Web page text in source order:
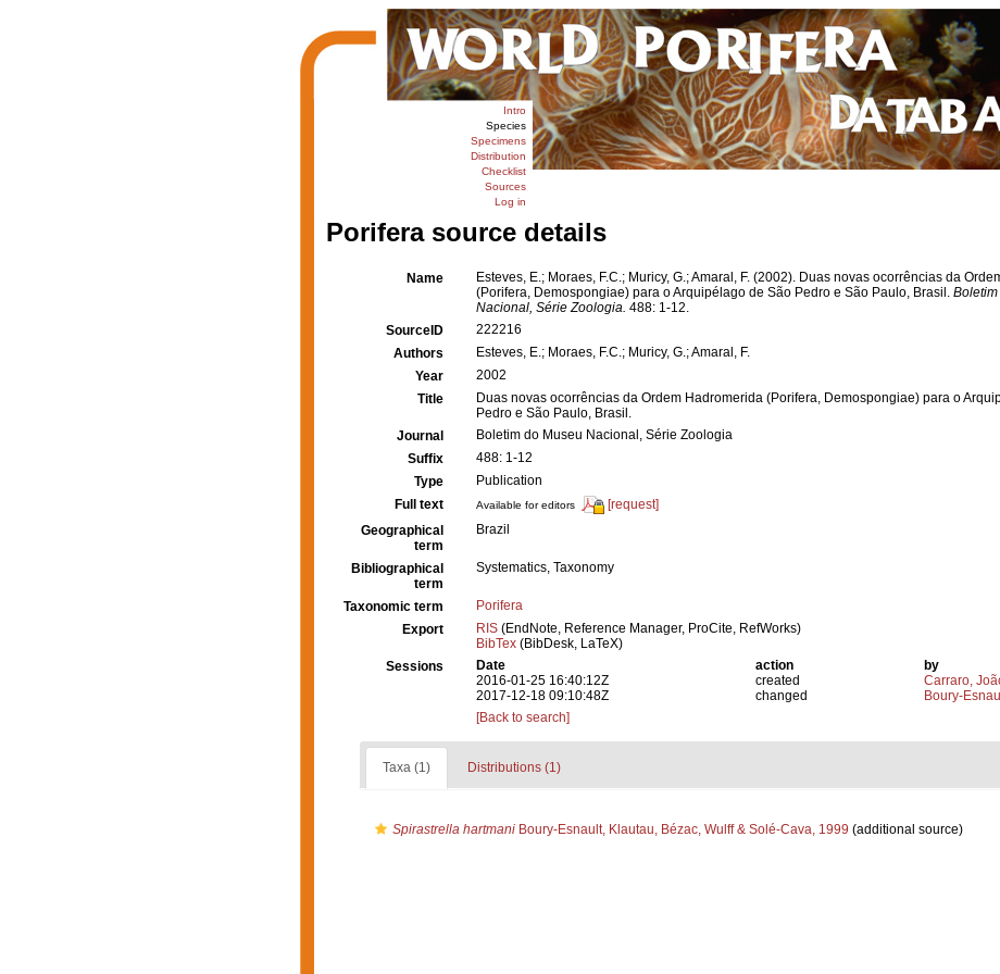
Intro
Species
Specimens
Distribution
Checklist
Sources
Log in
Porifera source details
Name
Esteves, E.; Moraes, F.C.; Muricy, G.; Amaral, F. (2002). Duas novas ocorrências da
(Porifera, Demospongiae) para o Arquipélago de São Pedro e São Paulo, Brasil.
Nacional, Série Zoologia. 488: 1-12.
SourceID
222216
Authors
Esteves, E.; Moraes, F.C.; Muricy, G.; Amaral, F.
Year
2002
Title
Duas novas ocorrências da Ordem Hadromerida (Porifera, Demospongiae) para o
Pedro e São Paulo, Brasil.
Journal
Boletim do Museu Nacional, Série Zoologia
Suffix
488: 1-12
Type
Publication
Full text
Available for editors
[request]
Geographical
term
Brazil
Bibliographical
term
Systematics, Taxonomy
Taxonomic term
Porifera
Export
RIS (EndNote, Reference Manager, ProCite, RefWorks)
BibTex (BibDesk, LaTeX)
Sessions
Date action
by
2016-01-25 16:40:12Z
created
Carraro,
2017-12-18 09:10:48Z
changed
Boury-
[Back to search]
Taxa (1) Distributions (1)
Spirastrella hartmaniBoury-Esnault, Klautau, Bézac, Wulff & Solé-Cava, 1999 (additional source)